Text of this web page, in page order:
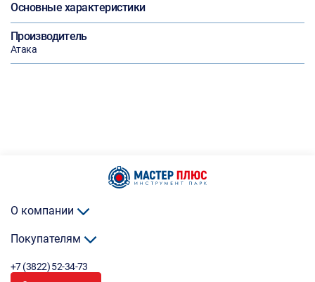
Основные характеристики
Производитель
Атака
О компании
Покупателям
+7 (3822) 52-34-73